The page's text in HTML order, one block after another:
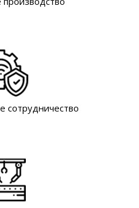
сотрудничество